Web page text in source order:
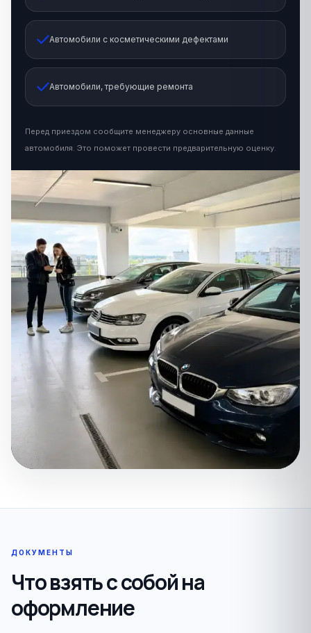
Автомобили с косметическими дефектами
Автомобили, требующие ремонта
Перед приездом сообщите менеджеру основные данные
автомобиля. Это поможет провести предварительную оценку.
ДОКУМЕНТЫ
Что взять с собой на
оформление